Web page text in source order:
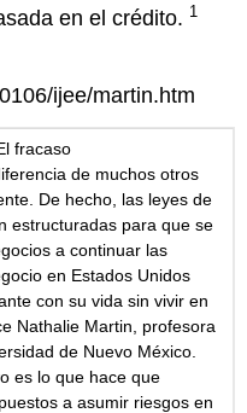
en el crédito. 1
ijee/martin.htm
fracaso
de muchos otros
De hecho, las leyes de
estructuradas para que se
a continuar las
en Estados Unidos
con su vida sin vivir en
Nathalie Martin, profesora
de Nuevo México.
es lo que hace que
a asumir riesgos en